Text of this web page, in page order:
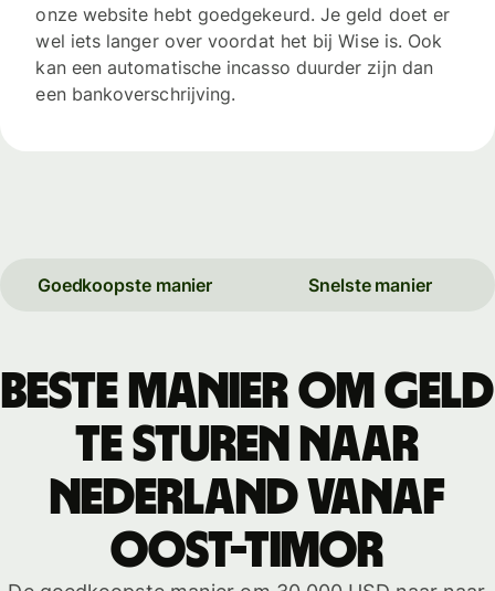
onze website hebt goedgekeurd. Je geld doet er
wel iets langer over voordat het bij Wise is. Ook
kan een automatische incasso duurder zijn dan
een bankoverschrijving.
Goedkoopste manier Snelste manier
Beste manier om geld
te sturen naar
Nederland vanaf
Oost-Timor